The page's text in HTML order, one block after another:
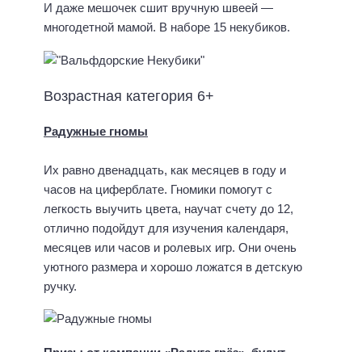
И даже мешочек сшит вручную швеей —
многодетной мамой. В наборе 15 некубиков.
Возрастная категория 6+
Радужные гномы
Их равно двенадцать, как месяцев в году и
часов на циферблате. Гномики помогут с
легкость выучить цвета, научат счету до 12,
отлично подойдут для изучения календаря,
месяцев или часов и ролевых игр. Они очень
уютного размера и хорошо ложатся в детскую
ручку.